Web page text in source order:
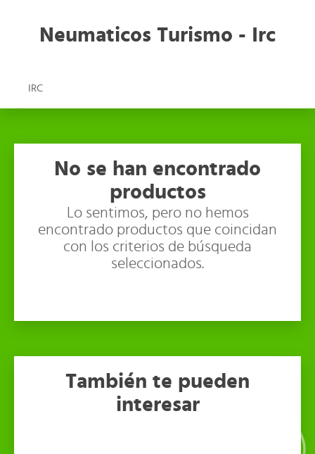
Neumaticos Turismo - Irc
IRC
No se han encontrado
productos
Lo sentimos, pero no hemos
encontrado productos que coincidan
con los criterios de búsqueda
seleccionados.
También te pueden
interesar